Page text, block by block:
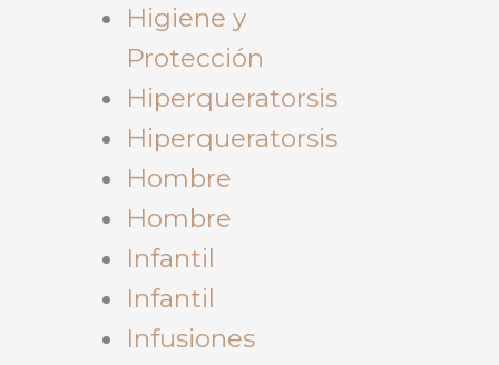
Higiene y
Protección
Hiperqueratorsis
Hiperqueratorsis
Hombre
Hombre
Infantil
Infantil
Infusiones